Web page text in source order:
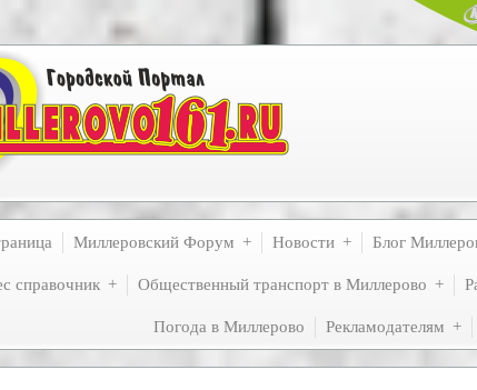
Миллеровский Форум Новости Блог
справочник Общественный транспорт в Миллерово
Погода в Миллерово Рекламодателям